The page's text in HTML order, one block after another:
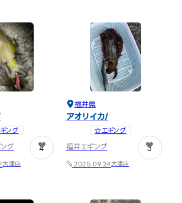
ング
グ
大津店
4
福井県
アオリイカ
☆エギング
福井エギング
2025.09.24大津店
3